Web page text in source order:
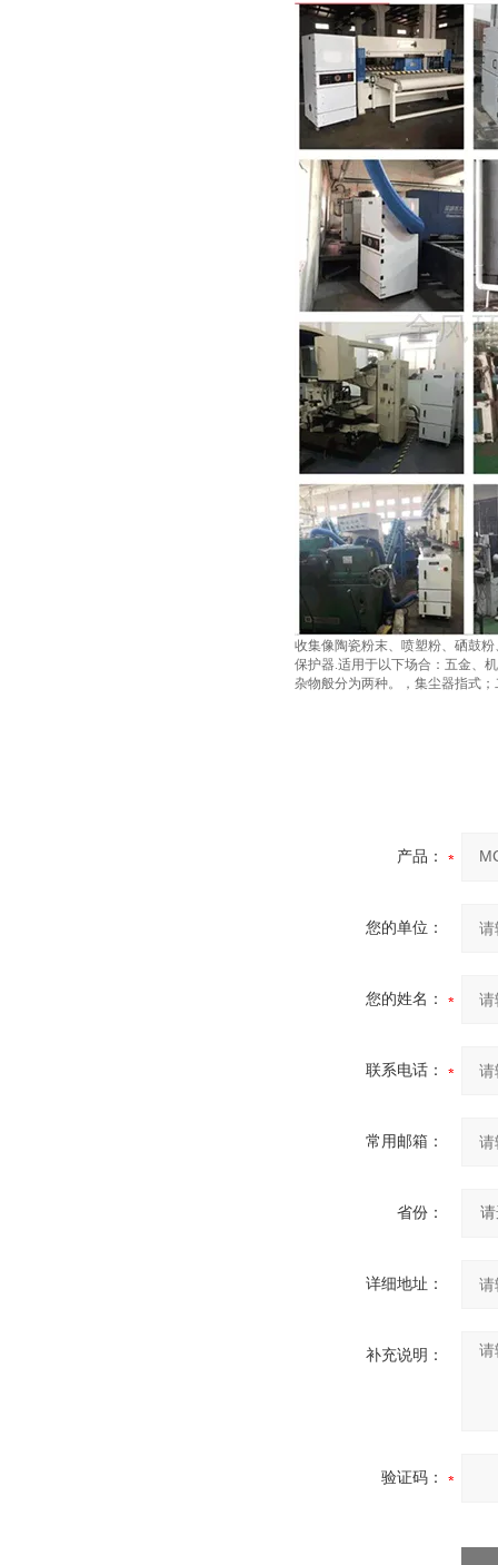
收集像陶瓷粉末、喷塑粉、硒鼓
保护器.适用于以下场合：五金、
杂物般分为两种。，集尘器指式
产品：
您的单位：
您的姓名：
联系电话：
常用邮箱：
省份：
详细地址：
补充说明：
验证码：